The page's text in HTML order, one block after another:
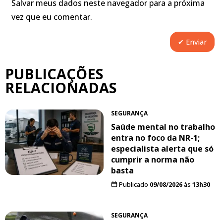
Salvar meus dados neste navegador para a próxima
vez que eu comentar.
PUBLICAÇÕES
RELACIONADAS
SEGURANÇA
Saúde mental no trabalho
entra no foco da NR-1;
especialista alerta que só
cumprir a norma não
basta
Publicado 09/08/2026às 13h30
SEGURANÇA